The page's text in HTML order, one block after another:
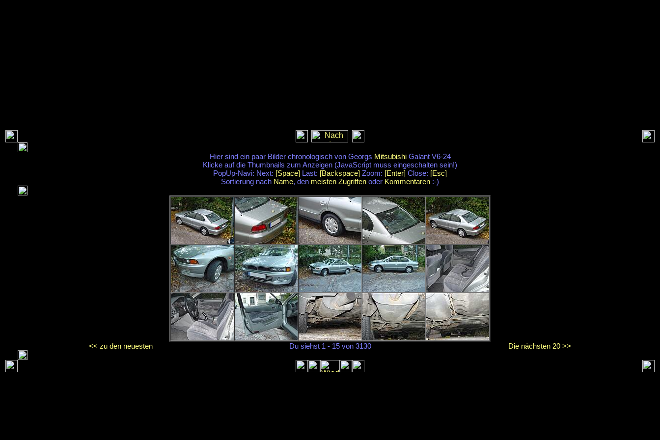
Hier sind ein paar Bilder chronologisch von Georgs MitsubishiGalant V6-24
Klicke auf die Thumbnails zum Anzeigen (JavaScript muss eingeschalten sein!)
PopUp-Navi: Next: [Space] Last: [Backspace] Zoom: [Enter] Close: [Esc]
Sortierung nach Name, den meisten Zugriffen oder Kommentaren :-)
<< zu den neuesten Du siehst 1 - 15 von 3130 Die nächsten 20 >>